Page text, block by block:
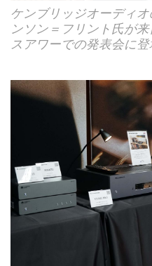
ケンブリッジオーディ
ンソン＝フリント氏が
スアワーでの発表会に登